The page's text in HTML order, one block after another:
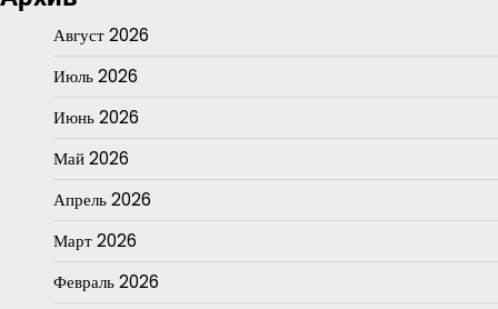
Август 2026
Июль 2026
Июнь 2026
Май 2026
Апрель 2026
Март 2026
Февраль 2026